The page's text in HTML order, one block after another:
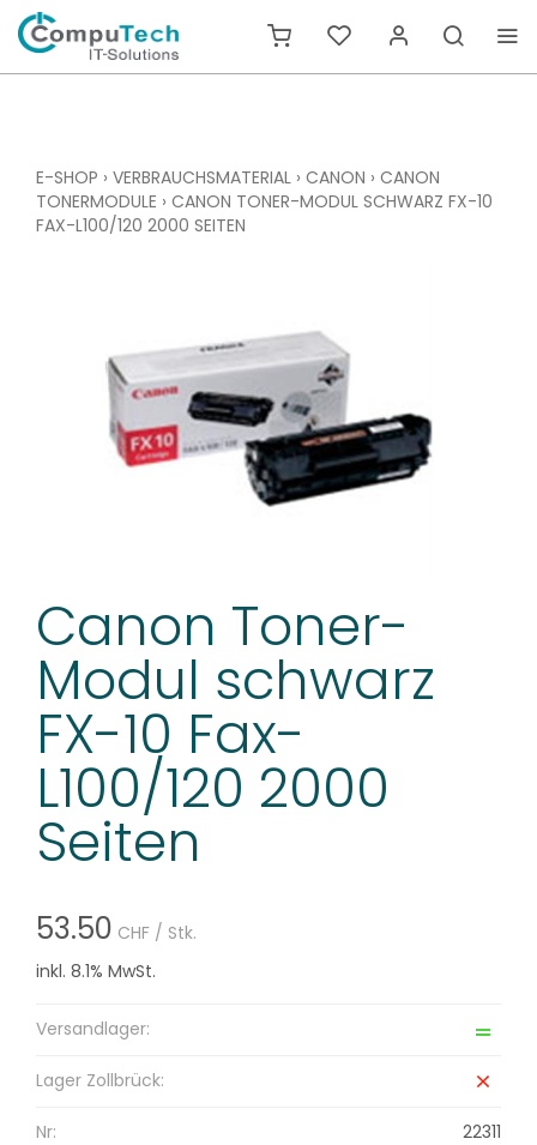
E-SHOP › VERBRAUCHSMATERIAL › CANON › CANON
TONERMODULE › CANON TONER-MODUL SCHWARZ FX-10
FAX-L100/120 2000 SEITEN
Canon Toner-
Modul schwarz
FX-10 Fax-
L100/120 2000
Seiten
53.50 CHF / Stk.
inkl. 8.1% MwSt.
Versandlager:
Lager Zollbrück:
Nr: 22311